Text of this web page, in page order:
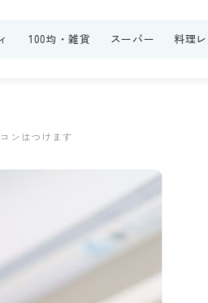
100均・雑貨 スーパー 料理
ンはつけます